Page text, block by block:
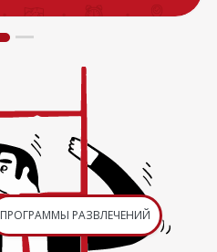
ПРОГРАММЫ РАЗВЛЕЧЕНИЙ